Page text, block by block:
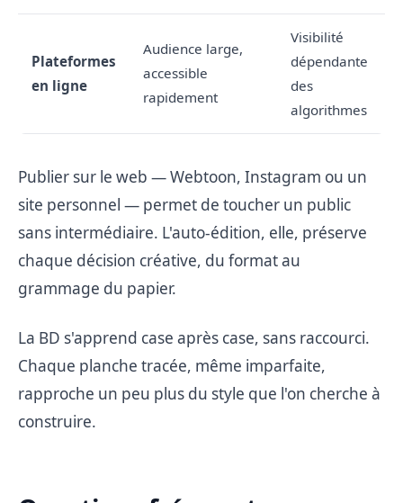
Plateformes
en ligne
Audience large,
accessible
rapidement
Visibilité
dépendante
des
algorithmes
Publier sur le web — Webtoon, Instagram ou un
site personnel — permet de toucher un public
sans intermédiaire. L'auto-édition, elle, préserve
chaque décision créative, du format au
grammage du papier.
La BD s'apprend case après case, sans raccourci.
Chaque planche tracée, même imparfaite,
rapproche un peu plus du style que l'on cherche à
construire.